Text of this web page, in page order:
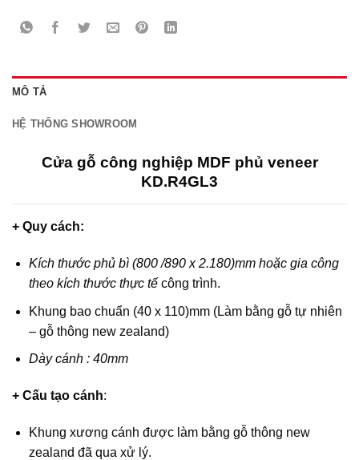
MÔ TẢ
HỆ THỐNG SHOWROOM
Cửa gỗ công nghiệp MDF phủ veneer
KD.R4GL3
+ Quy cách:
Kích thước phủ bì (800 /890 x 2.180)mm hoặc gia công
theo kích thước thực tế công trình.
Khung bao chuẩn (40 x 110)mm (Làm bằng gỗ tự nhiên
– gỗ thông new zealand)
Dày cánh : 40mm
+ Cấu tạo cánh:
Khung xương cánh được làm bằng gỗ thông new
zealand đã qua xử lý.